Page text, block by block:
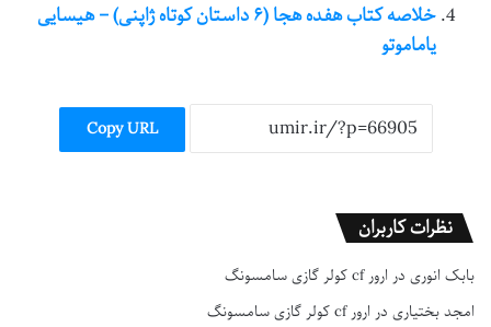
خلاصه کتاب هفده هجا (۶ داستان کوتاه ژاپنی) – هیسایی
یاماموتو
Copy URL
نظرات کاربران
بابک انوری در ارور cf کولر گازی سامسونگ
امجد بختیاری در ارور cf کولر گازی سامسونگ